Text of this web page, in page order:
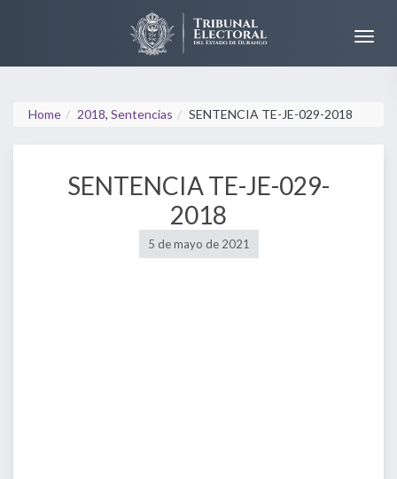
Home 2018, Sentencias SENTENCIA TE-JE-029-2018
SENTENCIA TE-JE-029-
2018
5 de mayo de 2021